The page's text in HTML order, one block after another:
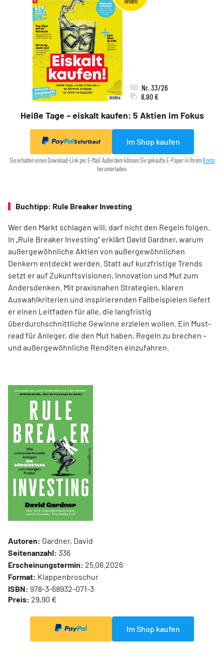
Heiße Tage – eiskalt kaufen: 5 Aktien im Fokus
Nr. 33/26
8,90 €
Sofortkauf Im Shop kaufen
Sie erhalten einen Download-Link per E-Mail. Außerdem können Sie gekaufte E-Paper in Ihrem Konto
herunterladen.
Buchtipp: Rule Breaker Investing
Wer den Markt schlagen will, darf nicht den Regeln folgen.
In „Rule Breaker Investing“ erklärt David Gardner, warum
außergewöhnliche Aktien von außer­gewöhnlichen
Denkern entdeckt werden. Statt auf kurzfristige Trends
setzt er auf Zukunftsvisionen, Innovation und Mut zum
Andersdenken. Mit praxisnahen Strategien, klaren
Auswahlkriterien und inspirierenden Fallbeispielen liefert
er einen Leit­faden für alle, die langfristig
überdurchschnittliche Gewinne erzielen wollen. Ein Must-
read für Anleger, die den Mut haben, Regeln zu brechen –
und außergewöhnliche Renditen einzufahren.
Autoren: Gardner, David
Seitenanzahl: 336
Erscheinungstermin: 25.06.2026
Format: Klappenbroschur
ISBN: 978-3-68932-071-3
Preis: 29,90 €
Im Shop kaufen